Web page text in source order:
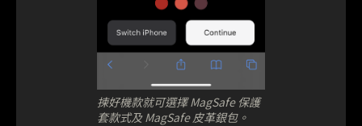
揀好機款就可選擇 MagSafe 保護
套款式及 MagSafe 皮革銀包。